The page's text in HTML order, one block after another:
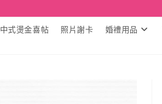
中式燙金喜帖 照片謝卡 婚禮用品